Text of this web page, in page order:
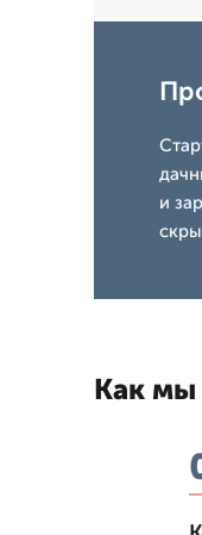
и
Как мы